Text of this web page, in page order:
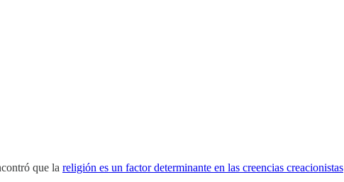
que la religión es un factor determinante en las creencias creacionistas